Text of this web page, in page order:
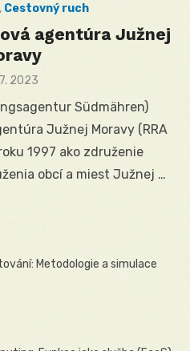
Cestovný ruch
agentúra Južnej
2023
Südmähren)
Južnej Moravy (RRA
1997 ako združenie
obcí a miest Južnej …
Metodologie a simulace